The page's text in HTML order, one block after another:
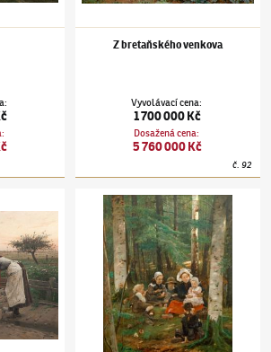
:
:
Z bretaňského venkova
Vyvolávací cena:
1 700 000 Kč
Dosažená cena:
5 760 000 Kč
č. 92
Václav Brožík(1851–1901)Černé jahody